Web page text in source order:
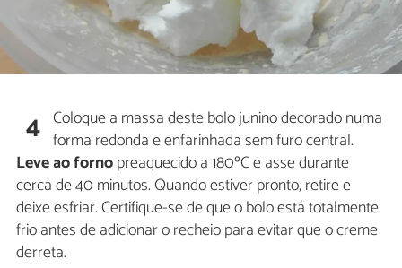
4 Coloque a massa deste bolo junino decorado numa
forma redonda e enfarinhada sem furo central.
Leve ao fornopreaquecido a 180ºC e asse durante
cerca de 40 minutos. Quando estiver pronto, retire e
deixe esfriar. Certifique-se de que o bolo está totalmente
frio antes de adicionar o recheio para evitar que o creme
derreta.